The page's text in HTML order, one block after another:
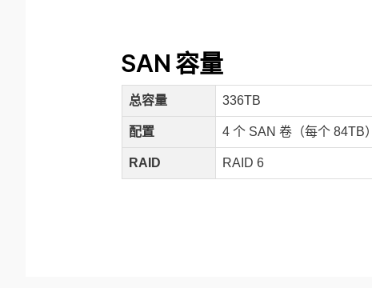
SAN 容量
总容量 336TB
配置 4 个 SAN 卷（每个 84TB）
RAID RAID 6